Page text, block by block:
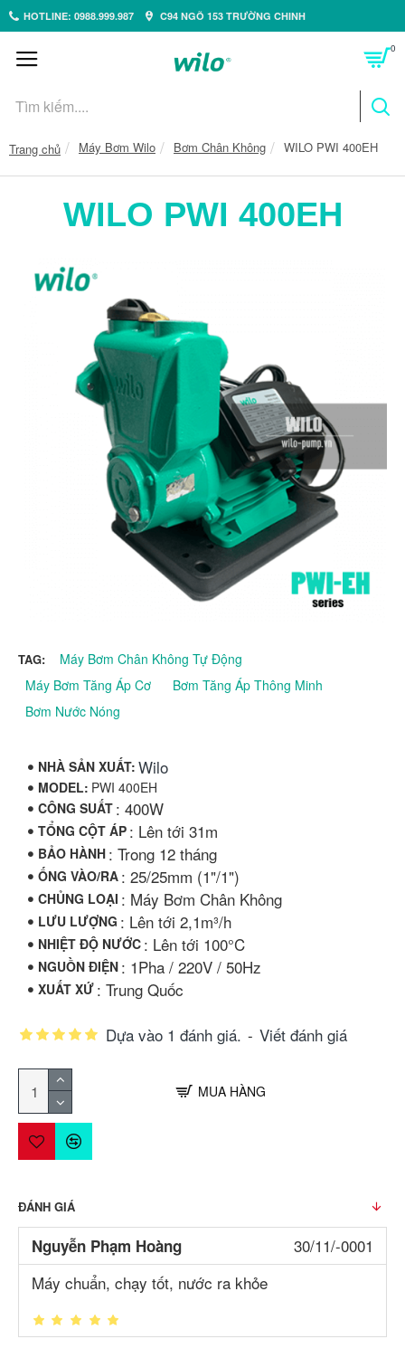
HOTLINE: 0988.999.987 C94 NGÕ 153 TRƯỜNG CHINH
0
Trang chủ Máy Bơm Wilo Bơm Chân Không WILO PWI 400EH
WILO PWI 400EH
TAG:
Máy Bơm Chân Không Tự Động
Máy Bơm Tăng Áp Cơ
Bơm Tăng Áp Thông Minh
Bơm Nước Nóng
NHÀ SẢN XUẤT: Wilo
MODEL: PWI 400EH
CÔNG SUẤT : 400W
TỔNG CỘT ÁP : Lên tới 31m
BẢO HÀNH : Trong 12 tháng
ỐNG VÀO/RA : 25/25mm (1"/1")
CHỦNG LOẠI : Máy Bơm Chân Không
LƯU LƯỢNG : Lên tới 2,1m³/h
NHIỆT ĐỘ NƯỚC : Lên tới 100°C
NGUỒN ĐIỆN : 1Pha / 220V / 50Hz
XUẤT XỨ : Trung Quốc
Dựa vào 1 đánh giá. - Viết đánh giá
MUA HÀNG
ĐÁNH GIÁ
Nguyễn Phạm Hoàng
30/11/-0001
Máy chuẩn, chạy tốt, nước ra khỏe